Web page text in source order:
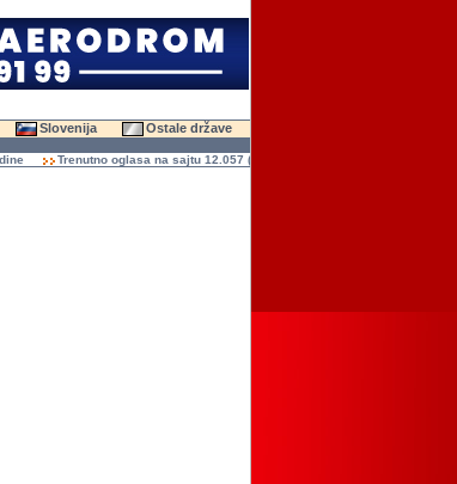
Slovenija Ostale države
Trenutno oglasa na sajtu 12.057 (47.597 slika)